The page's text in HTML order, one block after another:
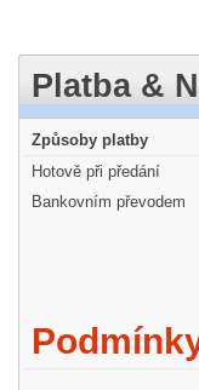
Platba &
Způsoby platby
Hotově při předání
Bankovním převodem